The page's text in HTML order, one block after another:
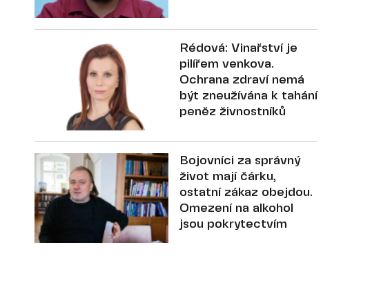
Rédová: Vinařství je
pilířem venkova.
Ochrana zdraví nemá
být zneužívána k tahání
peněz živnostníků
Bojovníci za správný
život mají čárku,
ostatní zákaz obejdou.
Omezení na alkohol
jsou pokrytectvím